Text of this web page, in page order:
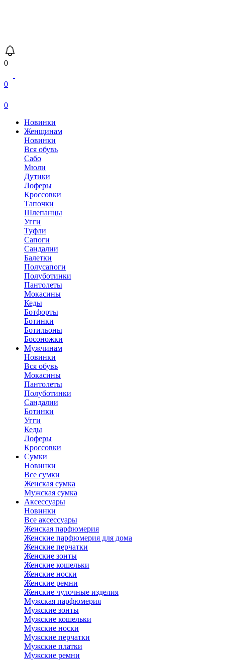
0
0
0
Новинки
Женщинам
Новинки
Вся обувь
Сабо
Мюли
Дутики
Лоферы
Кроссовки
Тапочки
Шлепанцы
Угги
Туфли
Сапоги
Сандалии
Балетки
Полусапоги
Полуботинки
Пантолеты
Мокасины
Кеды
Ботфорты
Ботинки
Ботильоны
Босоножки
Мужчинам
Новинки
Вся обувь
Мокасины
Пантолеты
Полуботинки
Сандалии
Ботинки
Угги
Кеды
Лоферы
Кроссовки
Сумки
Новинки
Все сумки
Женская сумка
Мужская сумка
Аксессуары
Новинки
Все аксессуары
Женская парфюмерия
Женские парфюмерия для дома
Женские перчатки
Женские зонты
Женские кошельки
Женские носки
Женские ремни
Женские чулочные изделия
Мужская парфюмерия
Мужские зонты
Мужские кошельки
Мужские носки
Мужские перчатки
Мужские платки
Мужские ремни